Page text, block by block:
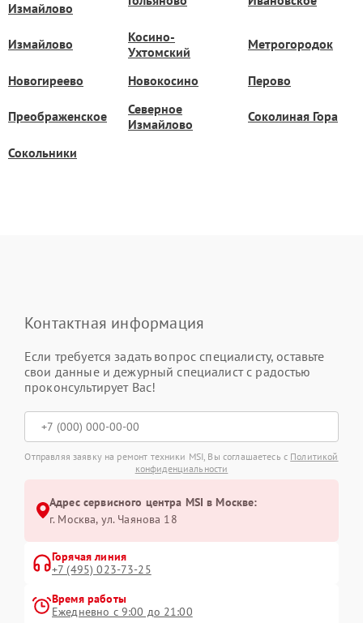
Измайлово
Измайлово
Косино-
Ухтомский
Метрогородок
Новогиреево Новокосино Перово
Преображенское
Северное
Измайлово
Соколиная Гора
Сокольники
Контактная информация
Если требуется задать вопрос специалисту, оставьте
свои данные и дежурный специалист с радостью
проконсультирует Вас!
Отправляя заявку на ремонт техники MSI, Вы соглашаетесь с Политикой
конфиденциальности
Адрес сервисного центра MSI в Москве:
г. Москва, ул. Чаянова 18
Горячая линия
+7 (495) 023-73-25
Время работы
Ежедневно с 9:00 до 21:00